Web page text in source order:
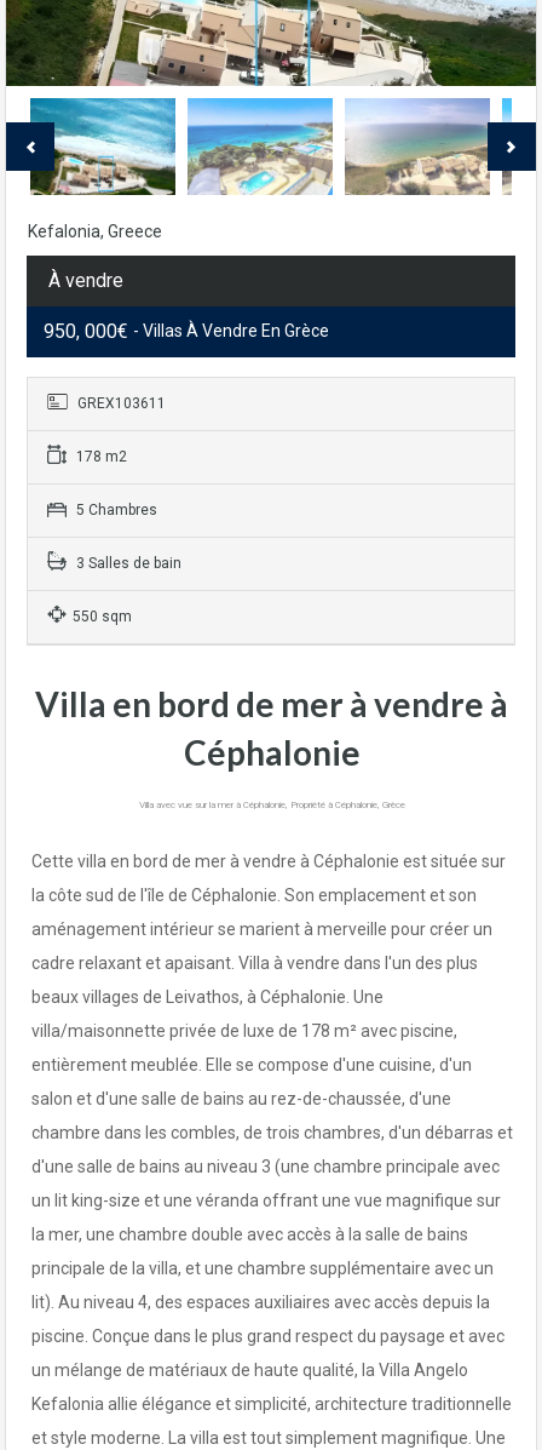
Kefalonia, Greece
À vendre
950, 000€ - Villas À Vendre En Grèce
GREX103611
178 m2
5 Chambres
3 Salles de bain
550 sqm
Villa en bord de mer à vendre à
Céphalonie
Villa avec vue sur la mer à Céphalonie, Propriété à Céphalonie, Grèce
Cette villa en bord de mer à vendre à Céphalonie est située sur
la côte sud de l'île de Céphalonie. Son emplacement et son
aménagement intérieur se marient à merveille pour créer un
cadre relaxant et apaisant. Villa à vendre dans l'un des plus
beaux villages de Leivathos, à Céphalonie. Une
villa/maisonnette privée de luxe de 178 m² avec piscine,
entièrement meublée. Elle se compose d'une cuisine, d'un
salon et d'une salle de bains au rez-de-chaussée, d'une
chambre dans les combles, de trois chambres, d'un débarras et
d'une salle de bains au niveau 3 (une chambre principale avec
un lit king-size et une véranda offrant une vue magnifique sur
la mer, une chambre double avec accès à la salle de bains
principale de la villa, et une chambre supplémentaire avec un
lit). Au niveau 4, des espaces auxiliaires avec accès depuis la
piscine. Conçue dans le plus grand respect du paysage et avec
un mélange de matériaux de haute qualité, la Villa Angelo
Kefalonia allie élégance et simplicité, architecture traditionnelle
et style moderne. La villa est tout simplement magnifique. Une